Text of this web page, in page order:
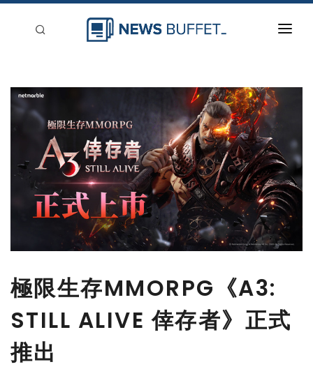
新聞稿分類
登入
刊登
極限生存MMORPG《A3:
STILL ALIVE 倖存者》正式
推出